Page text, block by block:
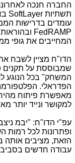
החברה חנכה לאחרונה
תשתיות SoftLayer
עומדים בדרישות
FedRAMP
המחייבים את גופי
הדו"ח מציין לשבח
שמבוססת על תקנים
המשחק" בכל הנוגע
הפדראלי.
מאפשרת פיתוח
למקושר ונייד יותר
עפ"י הדו"ח: "יבמ
ופתרונות לכל רמות
הזאת, מציבים אותה
עבודה חדשים